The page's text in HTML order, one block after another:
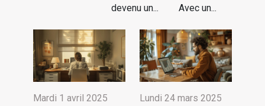
devenu un...
Avec un...
Mardi 1 avril 2025
Lundi 24 mars 2025